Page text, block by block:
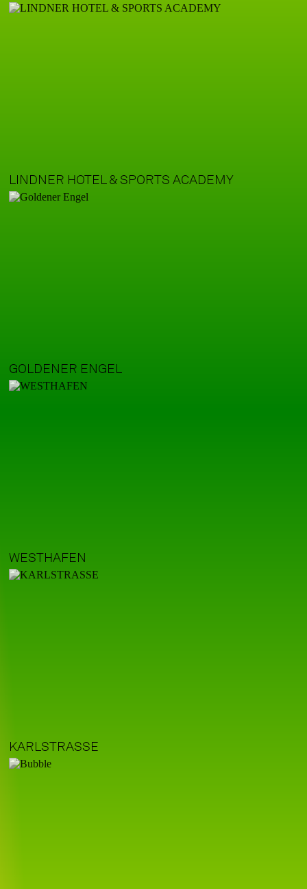
LINDNER HOTEL & SPORTS ACADEMY
GOLDENER ENGEL
WESTHAFEN
KARLSTRASSE